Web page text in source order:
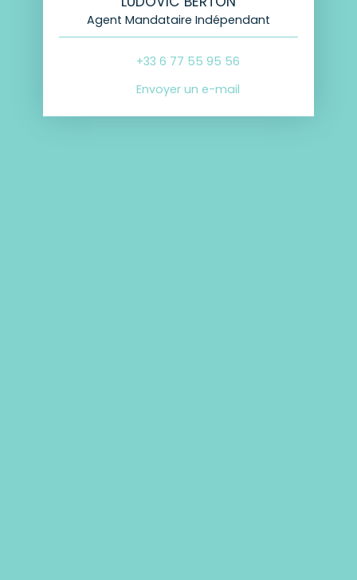
Agent Mandataire Indépendant
+33 6 77 55 95 56
Envoyer un e-mail